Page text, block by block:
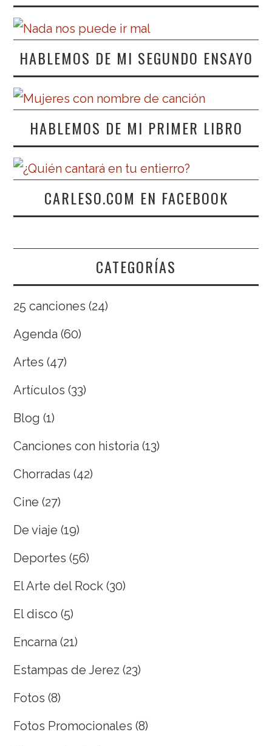
HABLEMOS DE MI SEGUNDO ENSAYO
HABLEMOS DE MI PRIMER LIBRO
CARLESO.COM EN FACEBOOK
CATEGORÍAS
25 canciones (24)
Agenda (60)
Artes (47)
Artículos (33)
Blog (1)
Canciones con historia (13)
Chorradas (42)
Cine (27)
De viaje (19)
Deportes (56)
El Arte del Rock (30)
El disco (5)
Encarna (21)
Estampas de Jerez (23)
Fotos (8)
Fotos Promocionales (8)